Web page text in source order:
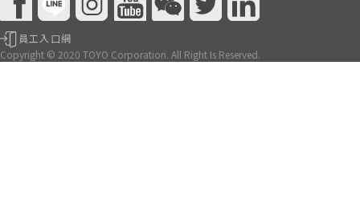
員工入口網
Copyright © 2020 TOYO Corporation. All Right Is Reserved.